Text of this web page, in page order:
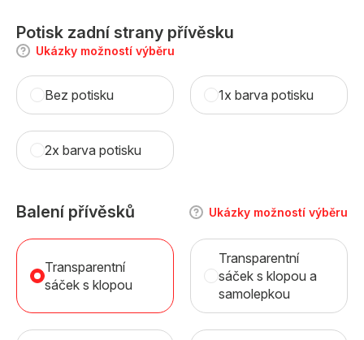
Potisk zadní strany přívěsku
Ukázky možností výběru
Bez potisku 1x barva potisku
2x barva potisku
Balení přívěsků Ukázky možností výběru
Transparentní
sáček s klopou
Transparentní
sáček s klopou a
samolepkou